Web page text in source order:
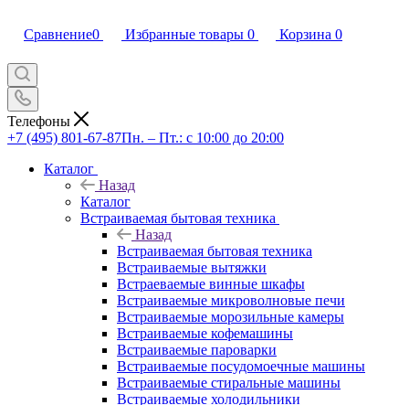
Сравнение0 Избранные товары 0 Корзина 0
Телефоны
+7 (495) 801-67-87Пн. – Пт.: с 10:00 до 20:00
Каталог
Назад
Каталог
Встраиваемая бытовая техника
Назад
Встраиваемая бытовая техника
Встраиваемые вытяжки
Встраеваемые винные шкафы
Встраиваемые микроволновые печи
Встраиваемые морозильные камеры
Встраиваемые кофемашины
Встраиваемые пароварки
Встраиваемые посудомоечные машины
Встраиваемые стиральные машины
Встраиваемые холодильники